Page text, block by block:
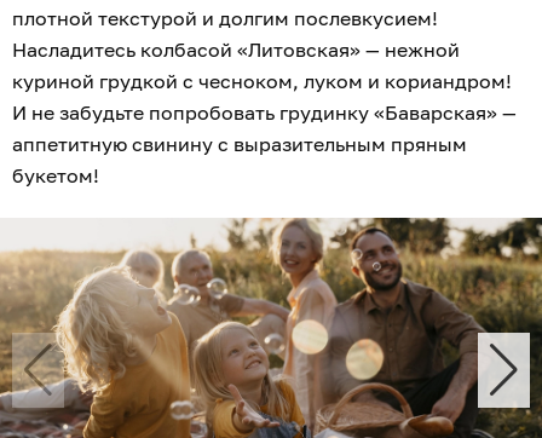
плотной текстурой и долгим послевкусием!
Насладитесь колбасой «Литовская» — нежной
куриной грудкой с чесноком, луком и кориандром!
И не забудьте попробовать грудинку «Баварская» —
аппетитную свинину с выразительным пряным
букетом!